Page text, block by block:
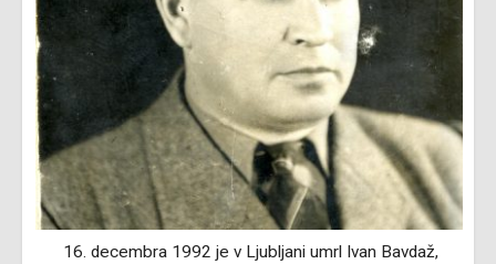
16. decembra 1992 je v Ljubljani umrl Ivan Bavdaž,